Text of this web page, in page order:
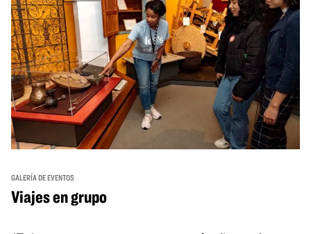
GALERÍA DE EVENTOS
Viajes en grupo